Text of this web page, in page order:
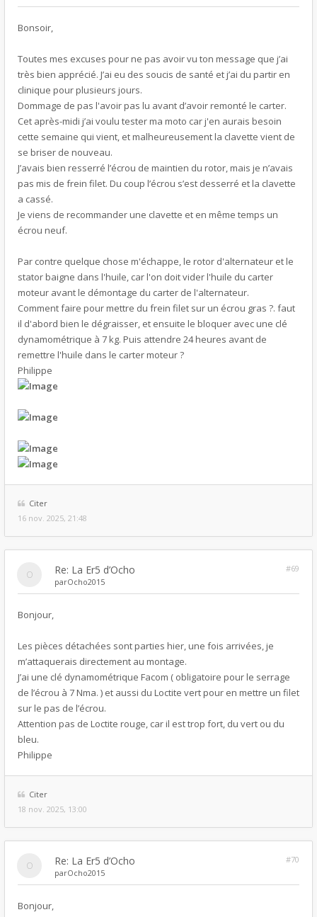
Bonsoir,
Toutes mes excuses pour ne pas avoir vu ton message que j’ai
très bien apprécié. J’ai eu des soucis de santé et j’ai du partir en
clinique pour plusieurs jours.
Dommage de pas l'avoir pas lu avant d’avoir remonté le carter.
Cet après-midi j’ai voulu tester ma moto car j'en aurais besoin
cette semaine qui vient, et malheureusement la clavette vient de
se briser de nouveau.
J’avais bien resserré l’écrou de maintien du rotor, mais je n’avais
pas mis de frein filet. Du coup l’écrou s’est desserré et la clavette
a cassé.
Je viens de recommander une clavette et en même temps un
écrou neuf.
Par contre quelque chose m'échappe, le rotor d'alternateur et le
stator baigne dans l'huile, car l'on doit vider l'huile du carter
moteur avant le démontage du carter de l'alternateur.
Comment faire pour mettre du frein filet sur un écrou gras ?. faut
il d'abord bien le dégraisser, et ensuite le bloquer avec une clé
dynamométrique à 7 kg. Puis attendre 24 heures avant de
remettre l'huile dans le carter moteur ?
Philippe
Citer
16 nov. 2025, 21:48
Re: La Er5 d’Ocho
#69
parOcho2015
Bonjour,
Les pièces détachées sont parties hier, une fois arrivées, je
m’attaquerais directement au montage.
J’ai une clé dynamométrique Facom ( obligatoire pour le serrage
de l’écrou à 7 Nma. ) et aussi du Loctite vert pour en mettre un filet
sur le pas de l’écrou.
Attention pas de Loctite rouge, car il est trop fort, du vert ou du
bleu.
Philippe
Citer
18 nov. 2025, 13:00
Re: La Er5 d’Ocho
#70
parOcho2015
Bonjour,